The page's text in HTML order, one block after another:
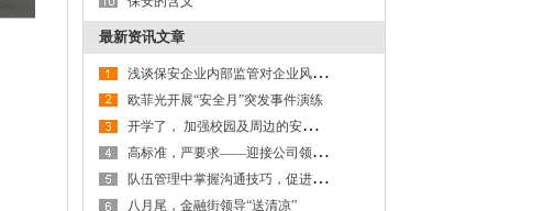
最新资讯文章
浅
谈保安企业内部监管对企业风险防控的重要性
欧菲光开展“安全月”突发事件演练
开
学了， 加强校园及周边的安全防范工作，创建安全稳定的校园及周边环境
高
标准，严要求——迎接公司领导检查工作
队
伍管理中掌握沟通技巧，促进保安工作和谐稳定发展
八月尾，金融街领导“送清凉”